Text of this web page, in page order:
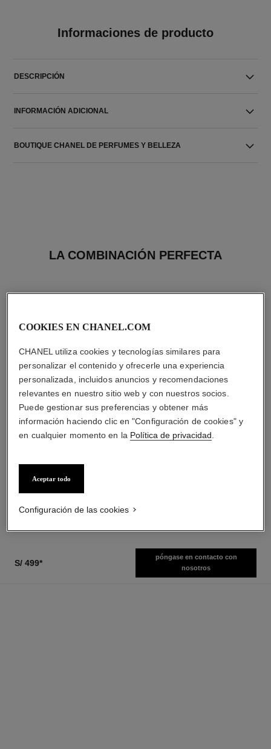
Informaciones de producto
DESCRIPCIÓN
INFORMACIÓN ADICIONAL
BOUTIQUE CHANEL DE PERFUMES Y BELLEZA
LA COMBINACIÓN PERFECTA
Ref. 126460
Ver información
S/ 499*
póngase en contacto con
nosotros
COOKIES EN CHANEL.COM
CHANEL utiliza cookies y tecnologías similares para
personalizar el contenido y ofrecerle una experiencia
personalizada, incluidos anuncios y recomendaciones
relevantes en nuestro sitio web y con nuestros socios.
Puede gestionar sus preferencias y obtener más
información haciendo clic en "Configuración de cookies" y
en cualquier momento en la Política de privacidad
Aceptar todo
Configuración de las cookies